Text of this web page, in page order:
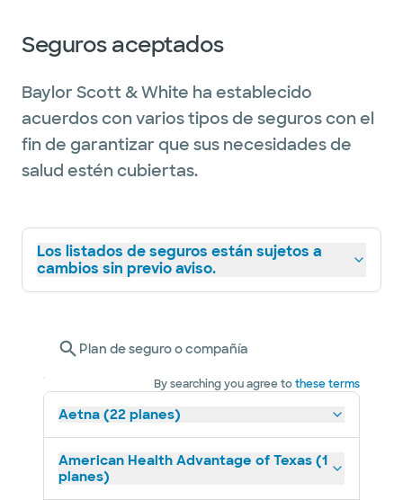
Seguros aceptados
Baylor Scott & White ha establecido
acuerdos con varios tipos de seguros con el
fin de garantizar que sus necesidades de
salud estén cubiertas.
Los listados de seguros están sujetos a
cambios sin previo aviso.
Plan de seguro o compañía
By searching you agree tothese terms
Aetna (22 planes)
American Health Advantage of Texas (1
planes)